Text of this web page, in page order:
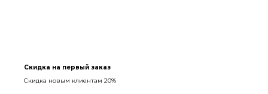
Скидка на первый заказ
Скидка новым клиентам 20%